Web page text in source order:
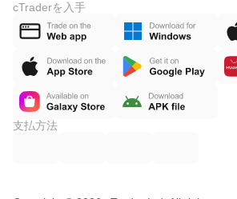
cTraderを入手
支払方法